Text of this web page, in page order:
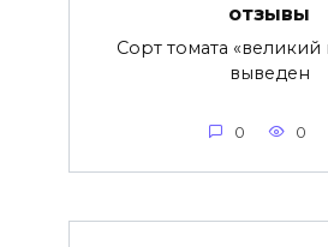
отзывы
Сорт томата
выведен
0 0